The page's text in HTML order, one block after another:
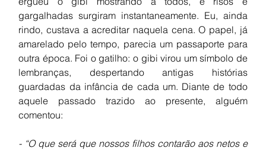
gargalhadas surgiram instantaneamente. Eu, ainda
rindo, custava a acreditar naquela cena. O papel, já
amarelado pelo tempo, parecia um passaporte para
outra época. Foi o gatilho: o gibi virou um símbolo de
lembranças, despertando antigas histórias
guardadas da infância de cada um. Diante de todo
aquele passado trazido ao presente, alguém
comentou:
- “O que será que nossos filhos contarão aos netos e